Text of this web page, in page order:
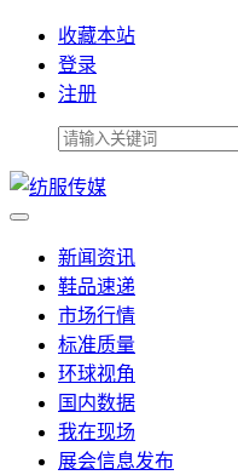
收藏本站
登录
注册
新闻资讯
鞋品速递
市场行情
标准质量
环球视角
国内数据
我在现场
展会信息发布